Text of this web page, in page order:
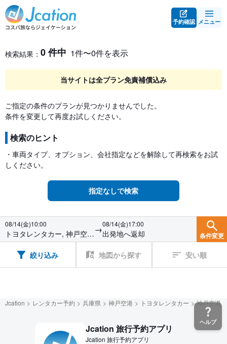
予約確認 メニュー
レンタカー検索・比較
レンタカー検索結果
検索結果： 0 件中 1件〜0件を表示
当サイトは全プラン免責補償込み
ご指定の条件のプランが見つかりませんでした。
条件を変更して再度お試しください。
検索のヒント
・車両タイプ、オプション、会社指定などを解除して再検索をお試
しください。
指定なしで検索
08/14(金)10:00
トヨタレンタカー, 神戸空港
（神戸）
→08/14(金)17:00
出発地へ返却 条件変更
絞り込み 地図から探す 安い順
ヘルプ
Jcation レンタカー予約 兵庫県 神戸空港 トヨタレンタカー 神戸空港
Jcation 旅行予約アプリ
Jcation 旅行予約アプリ